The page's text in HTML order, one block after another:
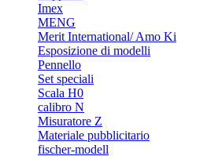
Imex
MENG
Merit International/ Amo Ki
Esposizione di modelli
Pennello
Set speciali
Scala H0
calibro N
Misuratore Z
Materiale pubblicitario
fischer-modell